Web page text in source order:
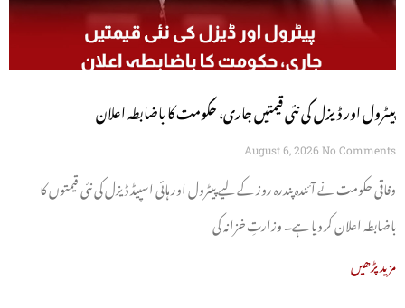
پیٹرول اور ڈیزل کی نئی قیمتیں جاری، حکومت کا باضابطہ اعلان
August 6, 2026 No Comments
وفاقی حکومت نے آئندہ پندرہ روز کے لیے پیٹرول اور ہائی اسپیڈ ڈیزل کی نئی قیمتوں کا
باضابطہ اعلان کر دیا ہے۔ وزارتِ خزانہ کی
مزید پڑھیں